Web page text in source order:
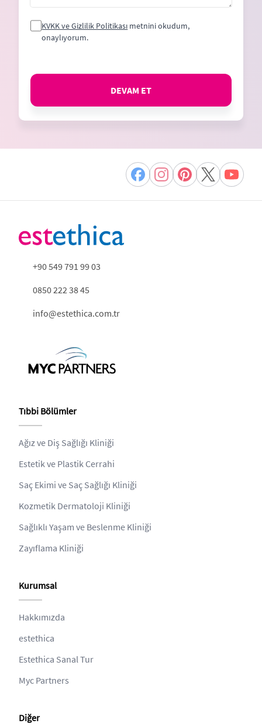
KVKK ve Gizlilik Politikası metnini okudum,
onaylıyorum.
DEVAM ET
+90 549 791 99 03
0850 222 38 45
info@estethica.com.tr
Tıbbi Bölümler
Ağız ve Diş Sağlığı Kliniği
Estetik ve Plastik Cerrahi
Saç Ekimi ve Saç Sağlığı Kliniği
Kozmetik Dermatoloji Kliniği
Sağlıklı Yaşam ve Beslenme Kliniği
Zayıflama Kliniği
Kurumsal
Hakkımızda
estethica
Estethica Sanal Tur
Myc Partners
Diğer